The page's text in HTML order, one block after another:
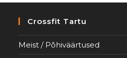
Crossfit Tartu
Meist / Põhiväärtused